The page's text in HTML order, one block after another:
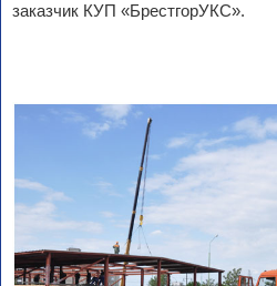
заказчик КУП «БрестгорУКС».